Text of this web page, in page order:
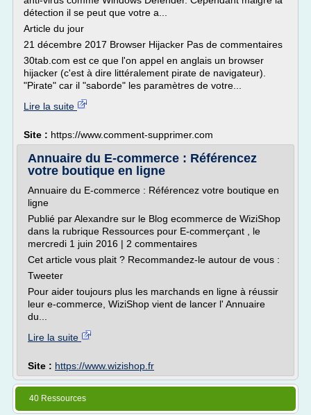
détection il se peut que votre a...
Article du jour
21 décembre 2017 Browser Hijacker Pas de commentaires
30tab.com est ce que l'on appel en anglais un browser
hijacker (c'est à dire littéralement pirate de navigateur).
"Pirate" car il "saborde" les paramètres de votre...
Lire la suite
Site : https://www.comment-supprimer.com
Annuaire du E-commerce : Référencez
votre boutique en ligne
Annuaire du E-commerce : Référencez votre boutique en
ligne
Publié par Alexandre sur le Blog ecommerce de WiziShop
dans la rubrique Ressources pour E-commerçant , le
mercredi 1 juin 2016 | 2 commentaires
Cet article vous plait ? Recommandez-le autour de vous :
Tweeter
Pour aider toujours plus les marchands en ligne à réussir
leur e-commerce, WiziShop vient de lancer l' Annuaire
du...
Lire la suite
Site : https://www.wizishop.fr
40 Ressources